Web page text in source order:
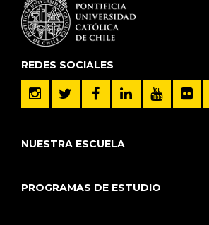
REDES SOCIALES
NUESTRA ESCUELA
PROGRAMAS DE ESTUDIO